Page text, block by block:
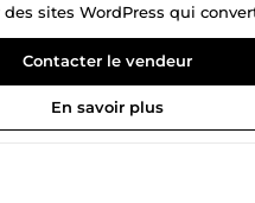
sites WordPress qui
pas juste des sites
méthode : recherche
validée avec vous
performance score
personnalisée à la
Contacter le vendeur
En savoir plus